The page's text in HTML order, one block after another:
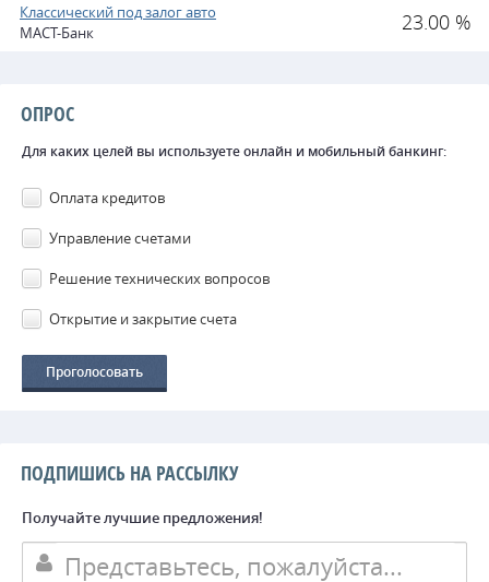
Классический под залог авто
МАСТ-Банк
23.00 %
ОПРОС
Для каких целей вы используете онлайн и мобильный банкинг:
Оплата кредитов
Управление счетами
Решение технических вопросов
Открытие и закрытие счета
ПОДПИШИСЬ НА РАССЫЛКУ
Получайте лучшие предложения!